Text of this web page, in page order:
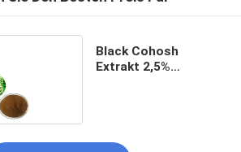
Black Cohosh
Extrakt 2,5%